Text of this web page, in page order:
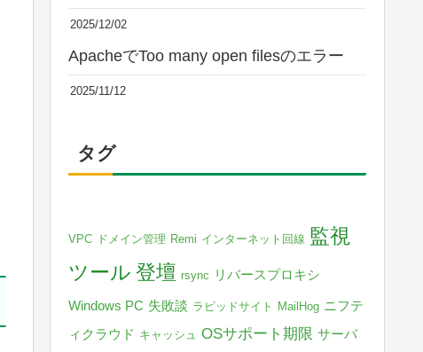
2025/12/02
ApacheでToo many open filesのエラー
2025/11/12
タグ
VPC ドメイン管理 Remi インターネット回線 監視
ツール 登壇 rsync リバースプロキシ
Windows PC 失敗談 ラピッドサイト MailHog ニフテ
ィクラウド キャッシュ OSサポート期限 サーバ